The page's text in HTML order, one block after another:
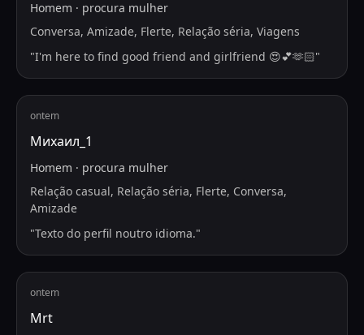
Homem · procura mulher
Conversa, Amizade, Flerte, Relação séria, Viagens
"I'm here to find good friend and girlfriend 😍💕🫶🏻"
ontem
Михаил_1
Homem · procura mulher
Relação casual, Relação séria, Flerte, Conversa,
Amizade
"Texto do perfil noutro idioma."
ontem
Mrt